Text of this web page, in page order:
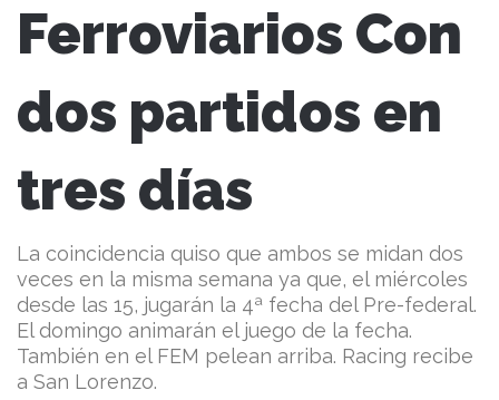
Ferroviarios Con
dos partidos en
tres días
La coincidencia quiso que ambos se midan dos
veces en la misma semana ya que, el miércoles
desde las 15, jugarán la 4ª fecha del Pre-federal.
El domingo animarán el juego de la fecha.
También en el FEM pelean arriba. Racing recibe
a San Lorenzo.